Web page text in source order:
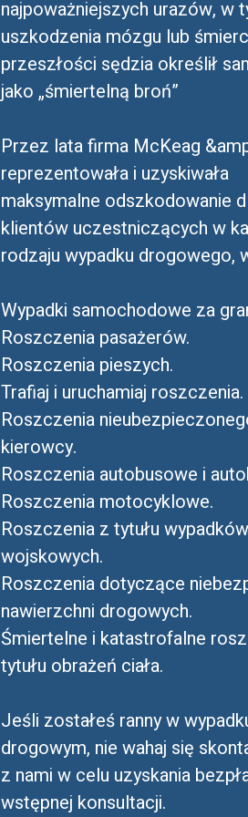
najpoważniejszych urazów, w
uszkodzenia mózgu lub
przeszłości sędzia określił
jako „śmiertelną broń”
Przez lata firma McKeag
reprezentowała i uzyskiwała
maksymalne odszkodowanie
klientów uczestniczących w
rodzaju wypadku drogowego,
Wypadki samochodowe za
Roszczenia pasażerów.
Roszczenia pieszych.
Trafiaj i uruchamiaj roszczenia.
Roszczenia
kierowcy.
Roszczenia autobusowe i
Roszczenia motocyklowe.
Roszczenia z tytułu wypadków
wojskowych.
Roszczenia dotyczące
nawierzchni drogowych.
Śmiertelne i katastrofalne
tytułu obrażeń ciała.
Jeśli zostałeś ranny w
drogowym, nie wahaj się
z nami w celu uzyskania
wstępnej konsultacji.